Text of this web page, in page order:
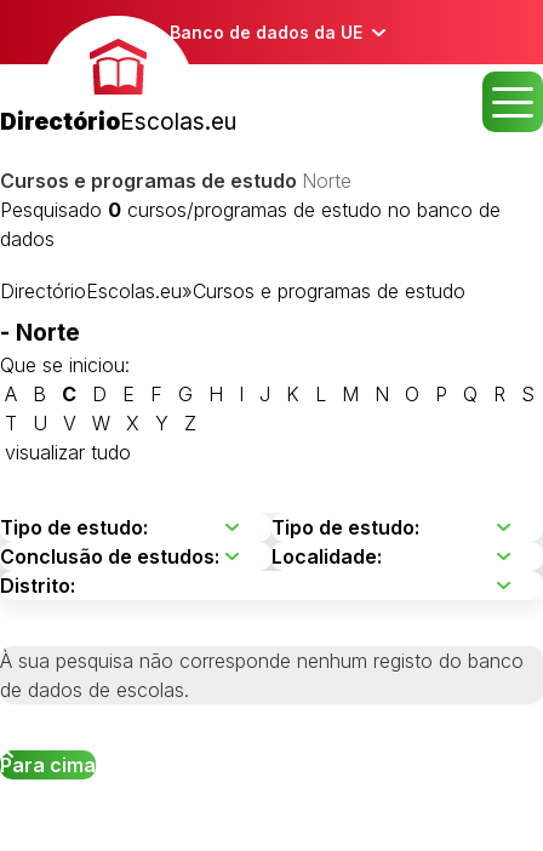
Banco de dados da UE
DirectórioEscolas.eu
Cursos e programas de estudo Norte
Pesquisado 0 cursos/programas de estudo no banco de
dados
DirectórioEscolas.eu»Cursos e programas de estudo
- Norte
Que se iniciou:
A
B C D E F G H I J K L M N O P Q R
S
T
U V W X Y
Z
visualizar tudo
À sua pesquisa não corresponde nenhum registo do banco
de dados de escolas.
Para cima